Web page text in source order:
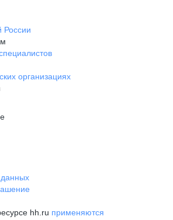
России
организациях
hh.ru применяются